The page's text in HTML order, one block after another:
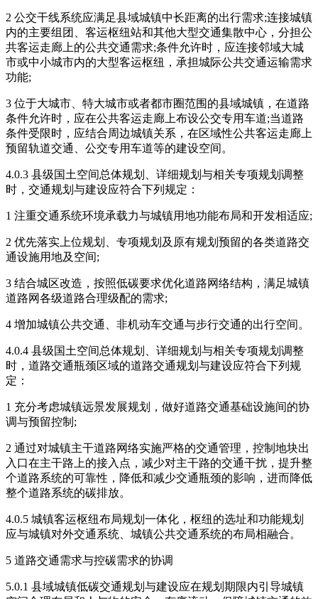
2 公交干线系统应满足县域城镇中长距离的出行需求;连接城镇
内的主要组团、客运枢纽站和其他大型交通集散中心，分担公
共客运走廊上的公共交通需求;条件允许时，应连接邻域大城
市或中小城市内的大型客运枢纽，承担城际公共交通运输需求
功能;
3 位于大城市、特大城市或者都市圈范围的县域城镇，在道路
条件允许时，应在公共客运走廊上布设公交专用车道;当道路
条件受限时，应结合周边城镇关系，在区域性公共客运走廊上
预留轨道交通、公交专用车道等的建设空间。
4.0.3 县级国土空间总体规划、详细规划与相关专项规划调整
时，交通规划与建设应符合下列规定：
1 注重交通系统环境承载力与城镇用地功能布局和开发相适应;
2 优先落实上位规划、专项规划及原有规划预留的各类道路交
通设施用地及空间;
3 结合城区改造，按照低碳要求优化道路网络结构，满足城镇
道路网各级道路合理级配的需求;
4 增加城镇公共交通、非机动车交通与步行交通的出行空间。
4.0.4 县级国土空间总体规划、详细规划与相关专项规划调整
时，道路交通瓶颈区域的道路交通规划与建设应符合下列规
定：
1 充分考虑城镇远景发展规划，做好道路交通基础设施间的协
调与预留控制;
2 通过对城镇主干道路网络实施严格的交通管理，控制地块出
入口在主干路上的接入点，减少对主干路的交通干扰，提升整
个道路系统的可靠性，降低和减少交通瓶颈的影响，进而降低
整个道路系统的碳排放。
4.0.5 城镇客运枢纽布局规划一体化，枢纽的选址和功能规划
应与城镇对外交通系统、城镇公共交通系统的布局相融合。
5 道路交通需求与控碳需求的协调
5.0.1 县域城镇低碳交通规划与建设应在规划期限内引导城镇